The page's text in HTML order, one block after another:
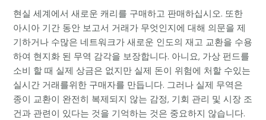
현실 세계에서 새로운 캐리를 구매하고 판매하십시오. 또한
아시아 기간 동안 보고서 거래가 무엇인지에 대해 의문을 제
기하거나 수많은 네트워크가 새로운 인도의 재고 교환을 수용
하여 현지화 된 무역 감각을 보장합니다. 아니요, 가상 펀드를
소비 할 때 실제 상금은 없지만 실제 돈이 위험에 처할 수있는
실시간 거래를위한 구매자를 만듭니다. 그러나 실제 무역은
종이 교환이 완전히 복제되지 않는 감정, 기회 관리 및 시장 조
건과 관련이 있다는 것을 기억하는 것은 중요하지 않습니다.